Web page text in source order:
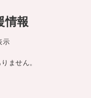
情報
示
ません。